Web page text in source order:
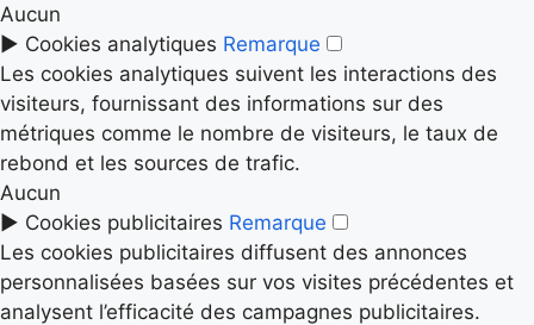
Aucun
► Cookies analytiques Remarque
Les cookies analytiques suivent les interactions des
visiteurs, fournissant des informations sur des
métriques comme le nombre de visiteurs, le taux de
rebond et les sources de trafic.
Aucun
► Cookies publicitaires Remarque
Les cookies publicitaires diffusent des annonces
personnalisées basées sur vos visites précédentes et
analysent l’efficacité des campagnes publicitaires.